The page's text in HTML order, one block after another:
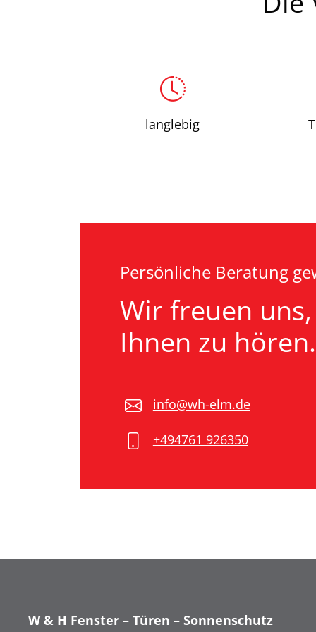
langlebig
Persönliche Beratung
Wir freuen
Ihnen zu hören.
info@wh-elm.de
+494761 926350
W & H Fenster – Türen – Sonnenschutz